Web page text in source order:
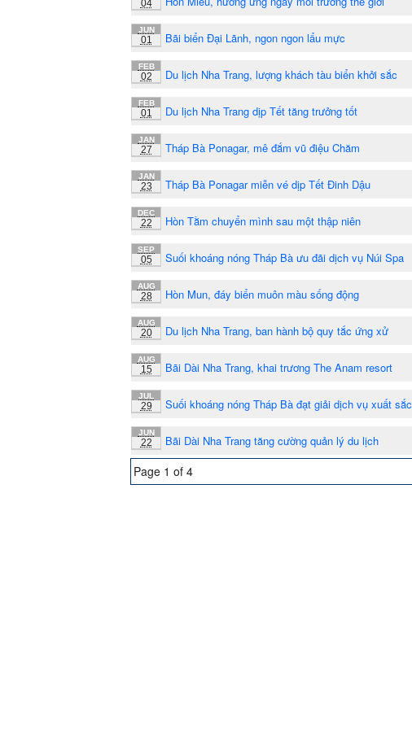
04
JUN
01 Bãi biển Đại Lãnh, ngon ngon lẩu mực
FEB
02 Du lịch Nha Trang, lượng khách tàu biển khởi sắc
FEB
01 Du lịch Nha Trang dịp Tết tăng trưởng tốt
JAN
27 Tháp Bà Ponagar, mê đắm vũ điệu Chăm
JAN
23 Tháp Bà Ponagar miễn vé dịp Tết Đinh Dậu
DEC
22 Hòn Tằm chuyển mình sau một thập niên
SEP
05 Suối khoáng nóng Tháp Bà ưu đãi dịch vụ Núi Spa
AUG
28 Hòn Mun, đáy biển muôn màu sống động
AUG
20 Du lịch Nha Trang, ban hành bộ quy tắc ứng xử
AUG
15 Bãi Dài Nha Trang, khai trương The Anam resort
JUL
29 Suối khoáng nóng Tháp Bà đạt giải dịch vụ xuất sắc
JUN
22 Bãi Dài Nha Trang tăng cường quản lý du lịch
Page 1 of 4